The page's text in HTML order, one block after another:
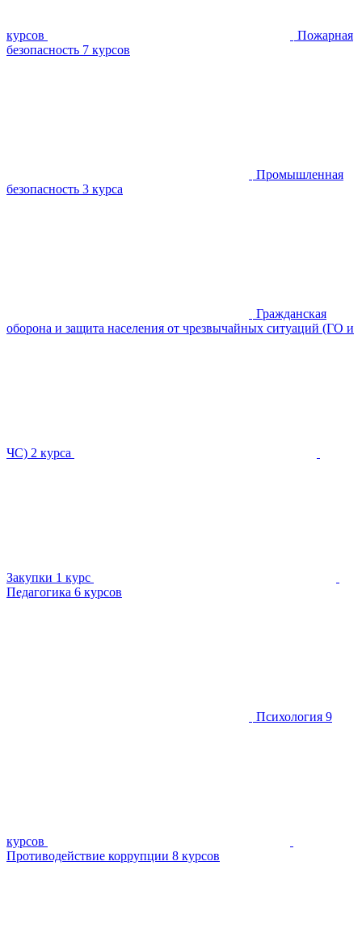
курсов
Пожарная
безопасность 7 курсов
Промышленная
безопасность 3 курса
Гражданская
оборона и защита населения от чрезвычайных ситуаций (ГО и
ЧС) 2 курса
Закупки 1 курс
Педагогика 6 курсов
Психология 9
курсов
Противодействие коррупции 8 курсов